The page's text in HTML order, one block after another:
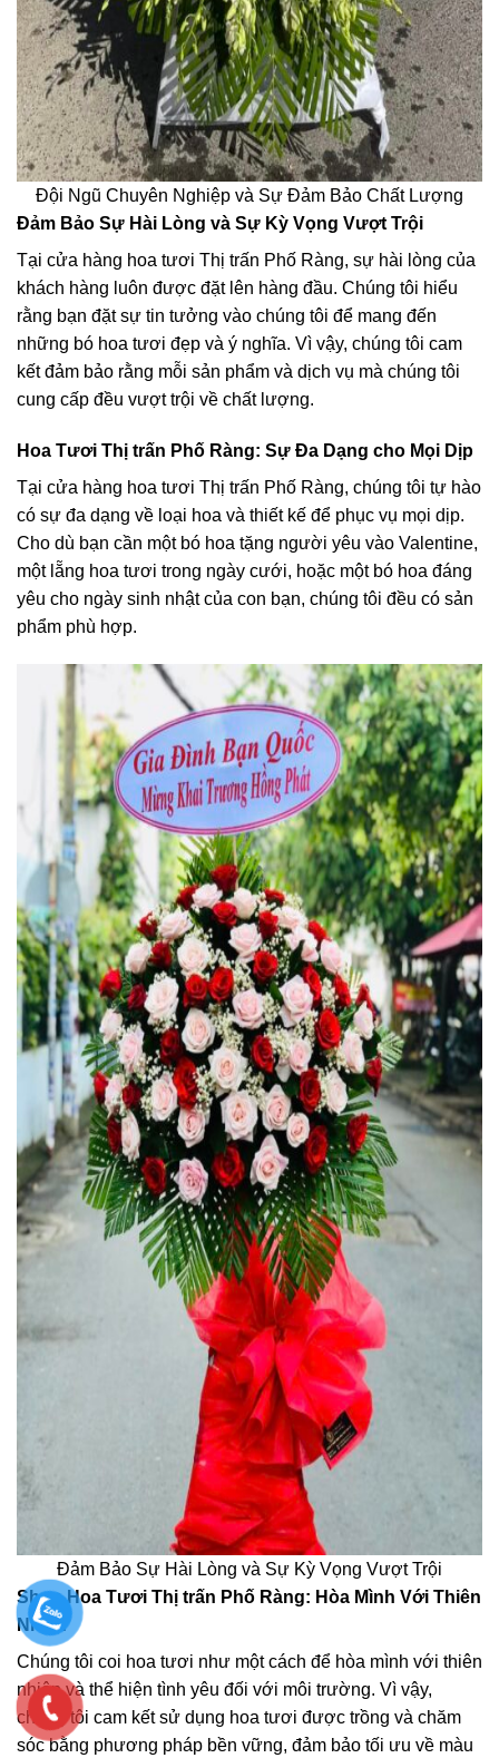
Đội Ngũ Chuyên Nghiệp và Sự Đảm Bảo Chất Lượng
Đảm Bảo Sự Hài Lòng và Sự Kỳ Vọng Vượt Trội
Tại cửa hàng hoa tươi Thị trấn Phố Ràng, sự hài lòng của
khách hàng luôn được đặt lên hàng đầu. Chúng tôi hiểu
rằng bạn đặt sự tin tưởng vào chúng tôi để mang đến
những bó hoa tươi đẹp và ý nghĩa. Vì vậy, chúng tôi cam
kết đảm bảo rằng mỗi sản phẩm và dịch vụ mà chúng tôi
cung cấp đều vượt trội về chất lượng.
Hoa Tươi Thị trấn Phố Ràng: Sự Đa Dạng cho Mọi Dịp
Tại cửa hàng hoa tươi Thị trấn Phố Ràng, chúng tôi tự hào
có sự đa dạng về loại hoa và thiết kế để phục vụ mọi dịp.
Cho dù bạn cần một bó hoa tặng người yêu vào Valentine,
một lẵng hoa tươi trong ngày cưới, hoặc một bó hoa đáng
yêu cho ngày sinh nhật của con bạn, chúng tôi đều có sản
phẩm phù hợp.
Đảm Bảo Sự Hài Lòng và Sự Kỳ Vọng Vượt Trội
Shop Hoa Tươi Thị trấn Phố Ràng: Hòa Mình Với Thiên
Nhiên
Chúng tôi coi hoa tươi như một cách để hòa mình với thiên
nhiên và thể hiện tình yêu đối với môi trường. Vì vậy,
chúng tôi cam kết sử dụng hoa tươi được trồng và chăm
sóc bằng phương pháp bền vững, đảm bảo tối ưu về màu